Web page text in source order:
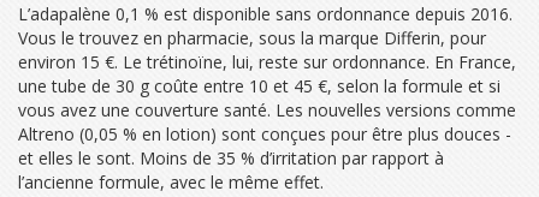
L’adapalène 0,1 % est disponible sans ordonnance depuis 2016.
Vous le trouvez en pharmacie, sous la marque Differin, pour
environ 15 €. Le trétinoïne, lui, reste sur ordonnance. En France,
une tube de 30 g coûte entre 10 et 45 €, selon la formule et si
vous avez une couverture santé. Les nouvelles versions comme
Altreno (0,05 % en lotion) sont conçues pour être plus douces -
et elles le sont. Moins de 35 % d’irritation par rapport à
l’ancienne formule, avec le même effet.